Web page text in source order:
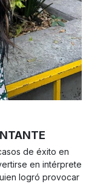
de éxito en
en intérprete
logró provocar